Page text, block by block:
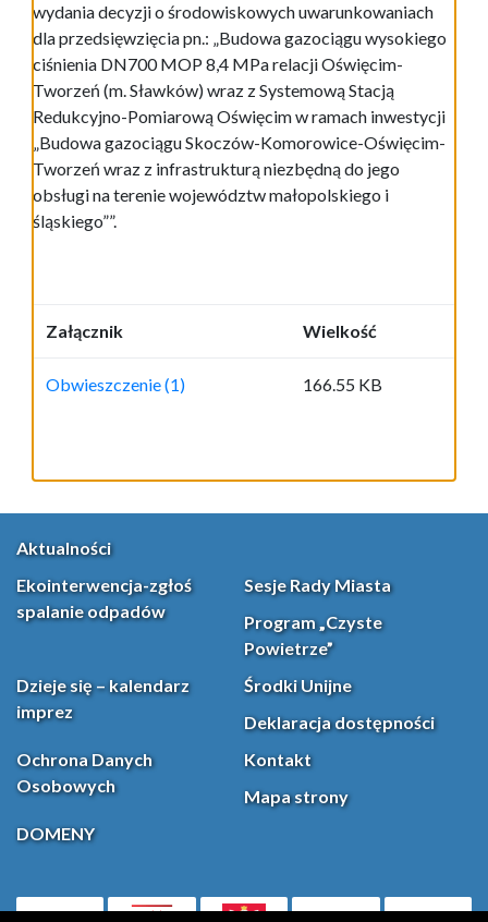
wydania decyzji o środowiskowych uwarunkowaniach
dla przedsięwzięcia pn.: „Budowa gazociągu wysokiego
ciśnienia DN700 MOP 8,4 MPa relacji Oświęcim-
Tworzeń (m. Sławków) wraz z Systemową Stacją
Redukcyjno-Pomiarową Oświęcim w ramach inwestycji
„Budowa gazociągu Skoczów-Komorowice-Oświęcim-
Tworzeń wraz z infrastrukturą niezbędną do jego
obsługi na terenie województw małopolskiego i
śląskiego””.
Załącznik Wielkość
Obwieszczenie (1) 166.55 KB
Aktualności
Ekointerwencja-zgłoś
spalanie odpadów
Sesje Rady Miasta
Program „Czyste
Powietrze”
Dzieje się – kalendarz
imprez
Środki Unijne
Deklaracja dostępności
Ochrona Danych
Osobowych
Kontakt
Mapa strony
DOMENY